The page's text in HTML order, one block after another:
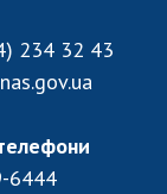
234 32 43
6444